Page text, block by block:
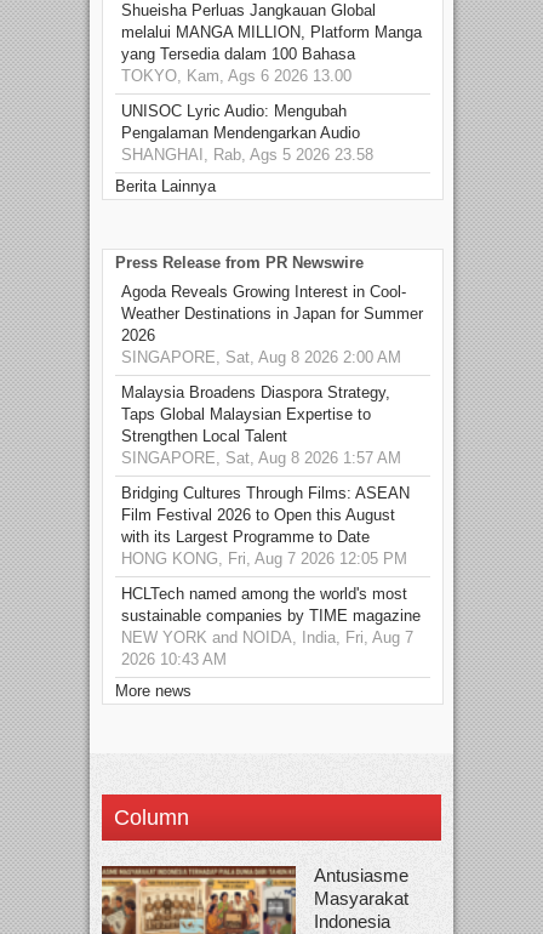
Shueisha Perluas Jangkauan Global
melalui MANGA MILLION, Platform Manga
yang Tersedia dalam 100 Bahasa
TOKYO, Kam, Ags 6 2026 13.00
UNISOC Lyric Audio: Mengubah
Pengalaman Mendengarkan Audio
SHANGHAI, Rab, Ags 5 2026 23.58
Berita Lainnya
Press Release from PR Newswire
Agoda Reveals Growing Interest in Cool-
Weather Destinations in Japan for Summer
2026
SINGAPORE, Sat, Aug 8 2026 2:00 AM
Malaysia Broadens Diaspora Strategy,
Taps Global Malaysian Expertise to
Strengthen Local Talent
SINGAPORE, Sat, Aug 8 2026 1:57 AM
Bridging Cultures Through Films: ASEAN
Film Festival 2026 to Open this August
with its Largest Programme to Date
HONG KONG, Fri, Aug 7 2026 12:05 PM
HCLTech named among the world's most
sustainable companies by TIME magazine
NEW YORK and NOIDA, India, Fri, Aug 7
2026 10:43 AM
More news
Column
Antusiasme
Masyarakat
Indonesia